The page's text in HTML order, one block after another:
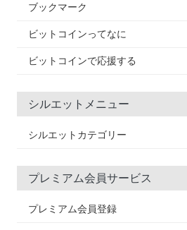
ブックマーク
ビットコインってなに
ビットコインで応援する
シルエットメニュー
シルエットカテゴリー
プレミアム会員サービス
プレミアム会員登録